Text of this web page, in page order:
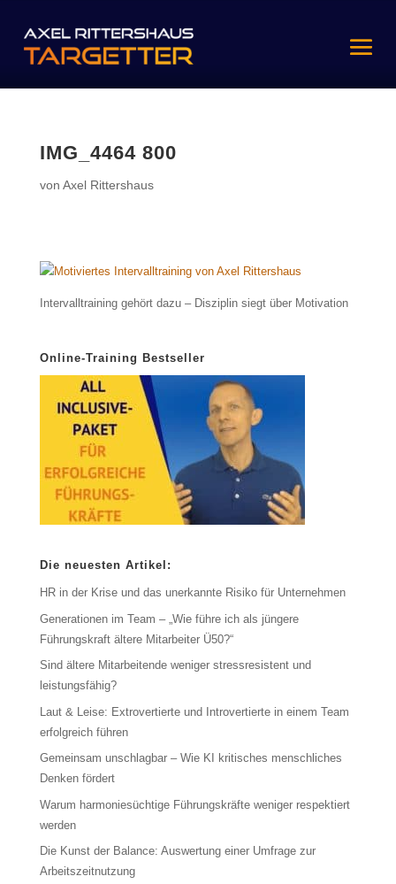
IMG_4464 800
von Axel Rittershaus
Intervalltraining gehört dazu – Disziplin siegt über Motivation
Online-Training Bestseller
Die neuesten Artikel:
HR in der Krise und das unerkannte Risiko für Unternehmen
Generationen im Team – „Wie führe ich als jüngere
Führungskraft ältere Mitarbeiter Ü50?“
Sind ältere Mitarbeitende weniger stressresistent und
leistungsfähig?
Laut & Leise: Extrovertierte und Introvertierte in einem Team
erfolgreich führen
Gemeinsam unschlagbar – Wie KI kritisches menschliches
Denken fördert
Warum harmoniesüchtige Führungskräfte weniger respektiert
werden
Die Kunst der Balance: Auswertung einer Umfrage zur
Arbeitszeitnutzung